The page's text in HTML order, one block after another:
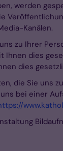
werden
Kanälen.
zu Ihrer
Ihnen dies
dies
die Sie uns
bei einer